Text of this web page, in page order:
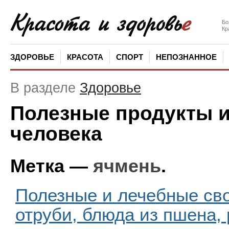
ЗДОРОВЬЕ КРАСОТА СПОРТ НЕПОЗНАННОЕ
В разделе Здоровье
Полезные продукты
человека
Метка — ячмень.
Полезные и лечебные
отруби, блюда из